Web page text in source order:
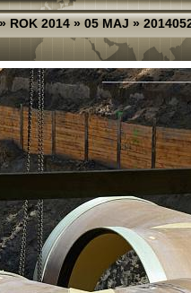
ROK 2014»05 MAJ»